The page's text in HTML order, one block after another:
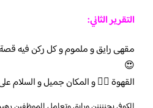
التقرير الثاني:
مقهى رايق و ملموم و كل ركن فيه
😍
القهوة 👍🏽 و المكان جميل و السلام